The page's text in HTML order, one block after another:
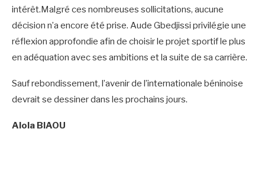
intérêt.Malgré ces nombreuses sollicitations, aucune
décision n’a encore été prise. Aude Gbedjissi privilégie une
réflexion approfondie afin de choisir le projet sportif le plus
en adéquation avec ses ambitions et la suite de sa carrière.
Sauf rebondissement, l’avenir de l’internationale béninoise
devrait se dessiner dans les prochains jours.
Alola BIAOU